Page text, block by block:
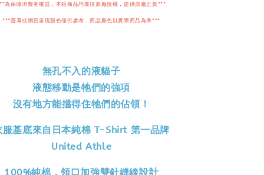
為保障消費者權益，本站商品均取得原廠授權，提供原廠正貨***
***螢幕或網頁呈現顏色僅供參考，商品顏色以實際商品為準***
無孔不入的液貓子
液態移動是牠們的強項
沒有地方能擋得住牠們的佔領！
服基底來自日本純棉 T-Shirt 第一品牌
United Athle
100%純棉，領口加強雙針縫線設計